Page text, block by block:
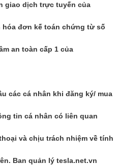
giao dịch trực tuyến của
đơn kế toán chứng từ số
an toàn cấp 1 của
các cá nhân khi đăng ký/ mua
tin cá nhân có liên quan
và chịu trách nhiệm về tính
Ban quản lý tesla.net.vn